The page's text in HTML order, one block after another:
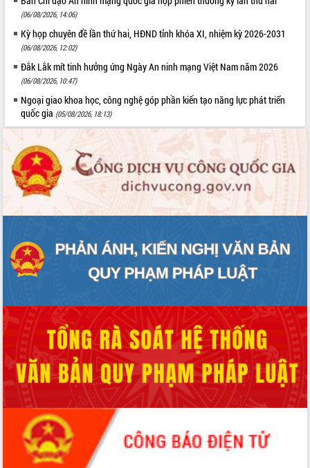
Xã Ea Kar bước chuyển mình trong
công tác cải cách hành chính mô hình
mới
UBND tỉnh họp báo định kỳ tháng 4
năm 2026
Hội thảo khoa học “Giải pháp thúc đẩy
phát triển nền kinh tế xanh tại tỉnh
Đắk Lắk”
Tăng cường giám sát, đôn đốc thực
hàng tuần
Tháo gỡ những vướng mắc, đẩy mạnh
công tác cải cách thủ tục hành chính
tại Trung tâm Phục vụ hành chính
công tỉnh
thi Sáng tạo Kỹ thuật 2024 - 2025
Đắk Lắk rà soát, điều chỉnh Đề án 190
về phát triển nuôi trồng thủy sản
Trương Công Thái kiểm tra thực địa
Dự án cao tốc Khánh Hòa - Buôn Ma
Thuột
Định vị cà phê Việt Nam như một “di
sản sống” trong dòng chảy toàn cầu
Xây dựng nông thôn mới: Nâng cao đời
sống người dân từ những mô hình thiết
thực
Quyết liệt tháo gỡ vướng mắc, đẩy
nhanh tiến độ các dự án trọng điểm
trong Khu kinh tế Nam Phú Yên
(06/08/2026, 14:06)
Kỳ họp chuyên đề lần thứ hai, HĐND tỉnh khóa XI, nhiệm kỳ 2026-2031
(06/08/2026, 12:02)
Đắk Lắk mít tinh hưởng ứng Ngày An ninh mạng Việt Nam năm 2026
(06/08/2026, 10:47)
Ngoại giao khoa học, công nghệ góp phần kiến tạo năng lực phát triển
quốc gia (05/08/2026, 18:13)